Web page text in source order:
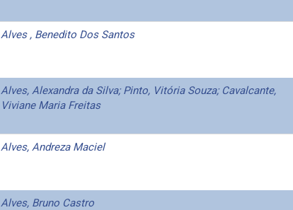
Alves , Benedito Dos Santos
Alves, Alexandra da Silva; Pinto, Vitória Souza; Cavalcante,
Viviane Maria Freitas
Alves, Andreza Maciel
Alves, Bruno Castro